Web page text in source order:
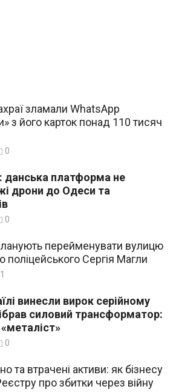
зламали WhatsApp
з його карток понад 110 тисяч
0
данська платформа не
дрони до Одеси та
0
перейменувати вулицю
поліцейського Сергія Магли
1
силовий трансформатор:
0
та втрачені активи: як бізнесу
про збитки через війну